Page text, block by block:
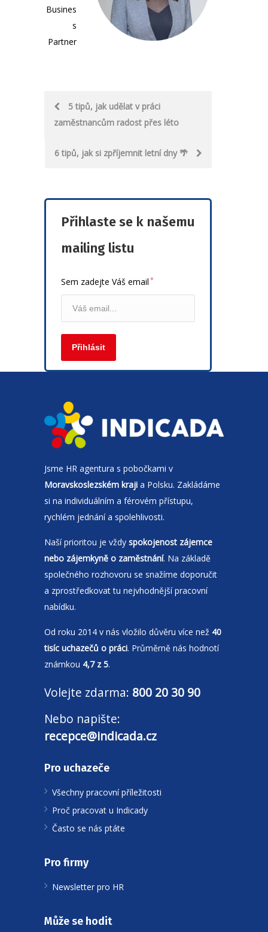
Busines
s
Partner
Post5 tipů, jak udělat v práci
zaměstnancům radost přes léto
6 tipů, jak si zpříjemnit letní dny 🌴
Přihlaste se k našemu
mailing listu
Sem zadejte Váš email *
Jsme HR agentura s pobočkami v
Moravskoslezském kraji a Polsku. Zakládáme
si na individuálním a férovém přístupu,
rychlém jednání a spolehlivosti.
Naší prioritou je vždy spokojenost zájemce
nebo zájemkyně o zaměstnání. Na základě
společného rozhovoru se snažíme doporučit
a zprostředkovat tu nejvhodnější pracovní
nabídku.
Od roku 2014 v nás vložilo důvěru více než 40
tisíc uchazečů o práci. Průměrně nás hodnotí
známkou 4,7 z 5.
Volejte zdarma: 800 20 30 90
Nebo napište:
recepce@indicada.cz
Pro uchazeče
Všechny pracovní příležitosti
Proč pracovat u Indicady
Často se nás ptáte
Pro firmy
Newsletter pro HR
Může se hodit